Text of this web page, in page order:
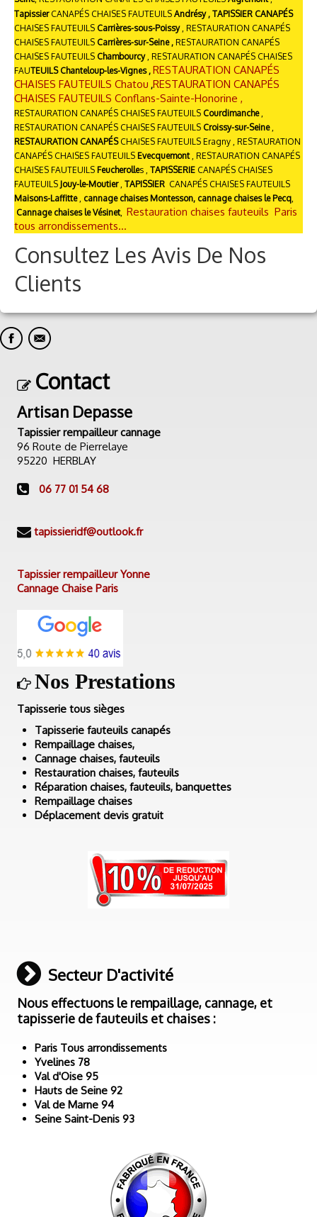
TapissierCANAPÉS CHAISES FAUTEUILS Andrésy , TAPISSIER CANAPÉS
CHAISES FAUTEUILS Carrières-sous-Poissy, RESTAURATION CANAPÉS
CHAISES FAUTEUILS Carrières-sur-Seine , RESTAURATION CANAPÉS
CHAISES FAUTEUILS Chambourcy , RESTAURATION CANAPÉS CHAISES
FAUTEUILS Chanteloup-les-Vignes , RESTAURATION CANAPÉS
CHAISES FAUTEUILS Chatou ,RESTAURATION CANAPÉS
CHAISES FAUTEUILS Conflans-Sainte-Honorine ,
RESTAURATION CANAPÉS CHAISES FAUTEUILS Courdimanche
RESTAURATION CANAPÉS CHAISES FAUTEUILS Croissy-sur-Seine,
RESTAURATION CANAPÉSCHAISES FAUTEUILS Eragny , RESTAURATION
CANAPÉS CHAISES FAUTEUILS Evecquemont, RESTAURATION CANAPÉS
CHAISES FAUTEUILS Feucherolles , TAPISSERIE CANAPÉS CHAISES
FAUTEUILS Jouy-le-Moutier, TAPISSIER CANAPÉS CHAISES FAUTEUILS
Maisons-Laffitte cannage chaises Montesson, cannage chaises le Pecq
Cannage chaises le Vésinet, Restauration chaises fauteuils Paris
tous arrondissements...
Consultez Les Avis De Nos
Clients
Contact
Artisan Depasse
Tapissier rempailleur cannage
96 Route de Pierrelaye
95220 HERBLAY
06 77 01 54 68
tapissieridf@outlook.fr
Tapissier rempailleur Yonne
Cannage Chaise Paris
Nos Prestations
Tapisserie tous sièges
Tapisserie fauteuils canapés
Rempaillage chaises,
Cannage chaises, fauteuils
Restauration chaises, fauteuils
Réparation chaises, fauteuils, banquettes
Rempaillage chaises
Déplacement devis gratuit
Secteur D'activité
Nous effectuons le rempaillage, cannage, et
tapisserie de fauteuils et chaises :
Paris Tous arrondissements
Yvelines 78
Val d'Oise 95
Hauts de Seine 92
Val de Marne 94
Seine Saint-Denis 93